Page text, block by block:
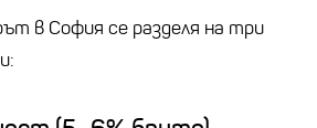
в София се разделя на три